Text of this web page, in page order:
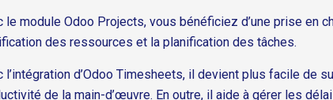
le module Odoo Projects, vous bénéficiez d’une prise en
des ressources et la planification des tâches.
l’intégration d’Odoo Timesheets, il devient plus facile de
de la main-d’œuvre. En outre, il aide à gérer les